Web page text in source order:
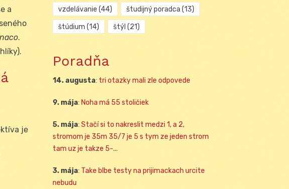
a
.
je
vzdelávanie (44) študijný poradca (13)
štúdium (14) štýl (21)
Poradňa
14. augusta: tri otazky mali zle odpovede
9. mája: Noha má 55 stoličiek
5. mája: Stačí si to nakreslit medzi 1, a 2,
stromom je 35m 35/7 je 5 s tym ze jeden strom
tam uz je takze 5-...
3. mája: Take blbe testy na prijimackach urcite
nebudu